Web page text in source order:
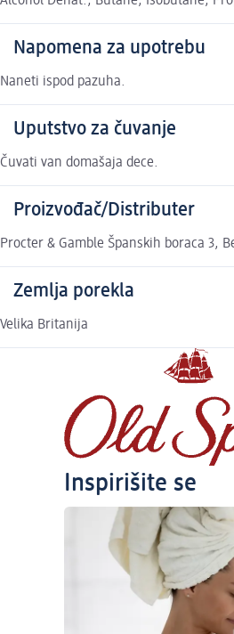
Napomena za upotrebu
Naneti ispod pazuha.
Uputstvo za čuvanje
Čuvati van domašaja dece.
Proizvođač/Distributer
Procter & Gamble Španskih boraca 3,
Zemlja porekla
Velika Britanija
Inspirišite se